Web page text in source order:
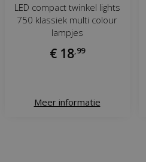
LED compact twinkel lights
750 klassiek multi colour
lampjes
€ 18 99
Meer informatie